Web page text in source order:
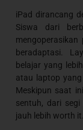
iPad dirancang
Siswa dari
beradaptasi.
belajar yang
atau laptop
Meskipun saat
sentuh, dari
jauh lebih worth it.